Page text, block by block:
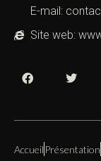
E-mail:
Site web:
Accueil Présentation